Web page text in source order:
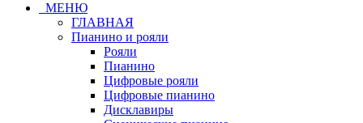
МЕНЮ
ГЛАВНАЯ
Пианино и рояли
Рояли
Пианино
Цифровые рояли
Цифровые пианино
Дисклавиры